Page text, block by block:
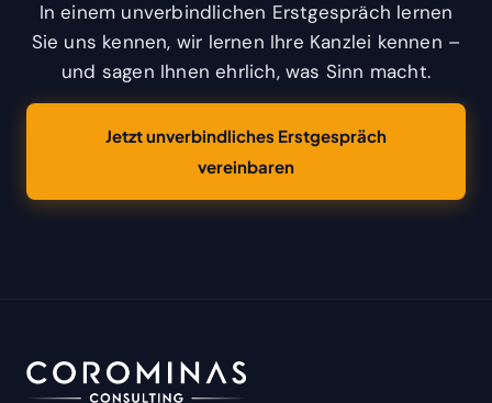
In einem unverbindlichen Erstgespräch lernen
Sie uns kennen, wir lernen Ihre Kanzlei kennen –
und sagen Ihnen ehrlich, was Sinn macht.
Jetzt unverbindliches Erstgespräch
vereinbaren